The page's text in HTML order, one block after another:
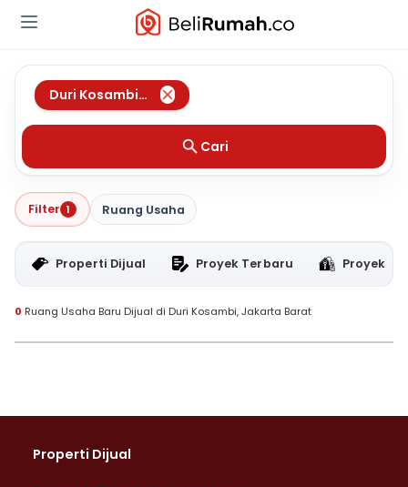
Duri Kosambi
,Jakarta Barat
Cari
Filter 1 Ruang Usaha
Properti Dijual Proyek Terbaru Proyek
0 Ruang Usaha Baru Dijual di Duri Kosambi, Jakarta Barat
Properti Dijual